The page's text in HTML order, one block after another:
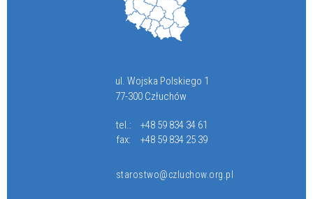
ul. Wojska Polskiego 1
77-300 Człuchów
tel.:
+48 59 834 34 61
fax:
+48 59 834 25 39
starostwo@czluchow.org.pl